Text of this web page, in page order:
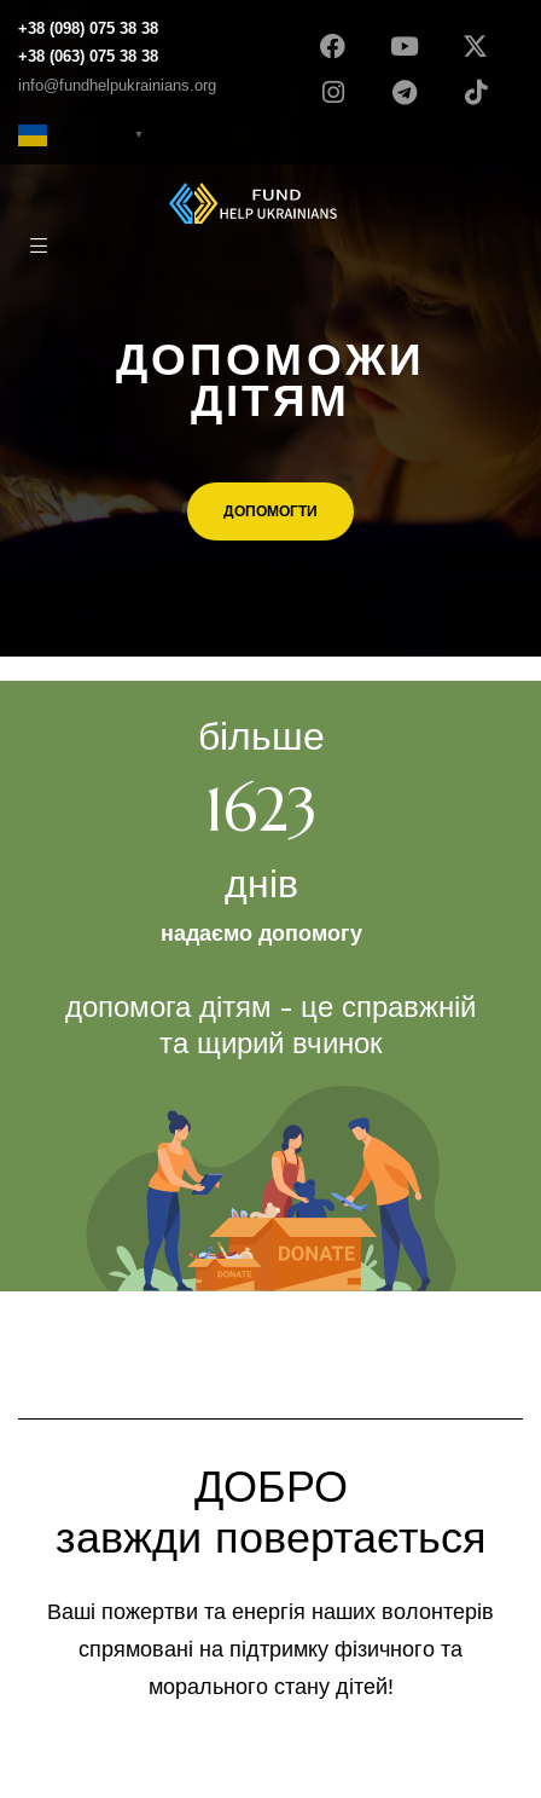
+38 (098) 075 38 38
+38 (063) 075 38 38
info@fundhelpukrainians.org
▼
ДОПОМОЖИ
ДІТЯМ
ДОПОМОГТИ
допомога дітям - це справжній
та щирий вчинок
більше
1623
днів
надаємо допомогу
ДОБРО
завжди повертається
Ваші пожертви та енергія наших волонтерів
спрямовані на підтримку фізичного та
морального стану дітей!